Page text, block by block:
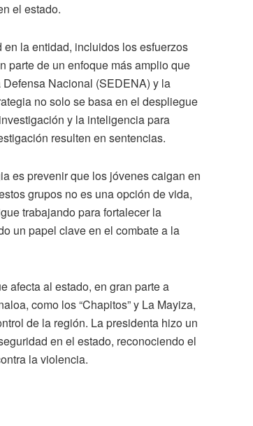
el estado.
la entidad, incluidos los esfuerzos
parte de un enfoque más amplio que
Nacional (SEDENA) y la
no solo se basa en el despliegue
y la inteligencia para
resulten en sentencias.
es prevenir que los jóvenes caigan en
grupos no es una opción de vida,
trabajando para fortalecer la
un papel clave en el combate a la
afecta al estado, en gran parte a
como los “Chapitos” y La Mayiza,
de la región. La presidenta hizo un
en el estado, reconociendo el
la violencia.